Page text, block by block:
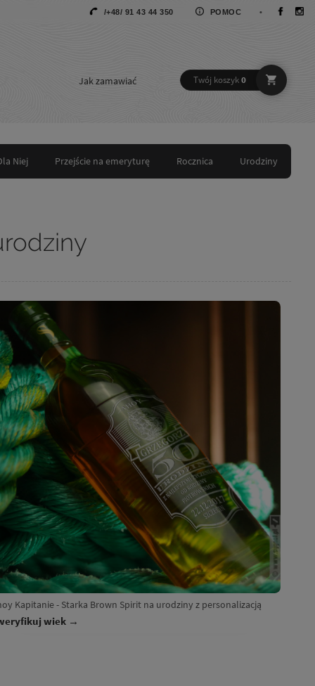
/+48/ 91 43 44 350 POMOC •
Jak zamawiać Twój koszyk0
Niej Przejście na emeryturę Rocznica Urodziny
Kapitanie - Starka Brown Spirit na urodziny z personalizacją
wiek →